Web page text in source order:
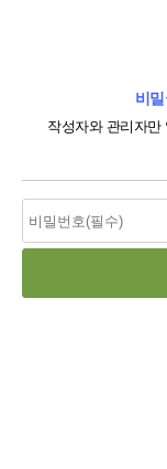
비
작성자와 관리자만